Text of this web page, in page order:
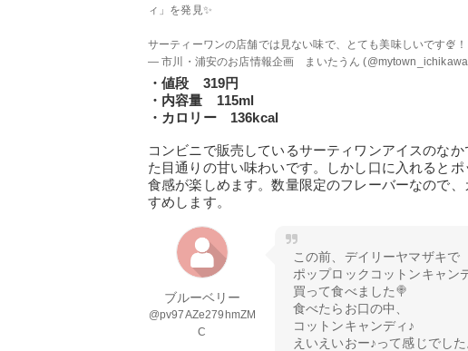
ィ」を発見✨
サーティーワンの店舗では見ない味で、とても美味しいです🍨！
— 市川・浦安のお店情報企画 まいたうん
・値段 319円
・内容量 115ml
・カロリー 136kcal
コンビニで販売しているサーティワンアイスのな
た目通りの甘い味わいです。しかし口に入れると
食感が楽しめます。数量限定のフレーバーなので
すめします。
ブルーベリー
@pv97AZe279hmZM
C
この前、デイリーヤマザキで
ポップロックコットンキャン
買って食べました🍭
食べたらお口の中、
コットンキャンディ♪
えいえいおー♪って感じでした